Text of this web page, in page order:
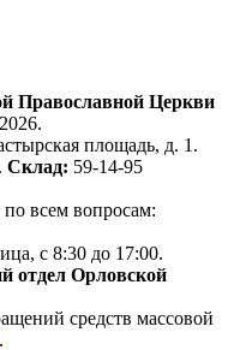
Православной Церкви
площадь, д. 1.
Склад: 59-14-95
всем вопросам:
с 8:30 до 17:00.
отдел Орловской
средств массовой
.